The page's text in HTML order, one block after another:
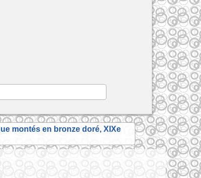
montés en bronze doré, XIXe